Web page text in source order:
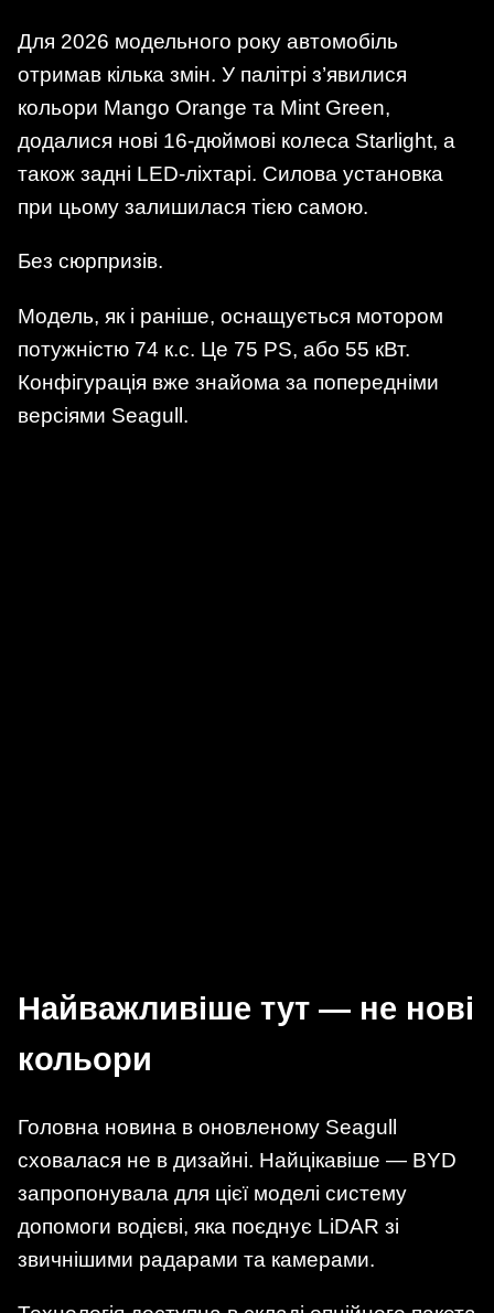
Для 2026 модельного року автомобіль
отримав кілька змін. У палітрі з’явилися
кольори Mango Orange та Mint Green,
додалися нові 16-дюймові колеса Starlight, а
також задні LED-ліхтарі. Силова установка
при цьому залишилася тією самою.
Без сюрпризів.
Модель, як і раніше, оснащується мотором
потужністю 74 к.с. Це 75 PS, або 55 кВт.
Конфігурація вже знайома за попередніми
версіями Seagull.
Найважливіше тут — не нові
кольори
Головна новина в оновленому Seagull
сховалася не в дизайні. Найцікавіше — BYD
запропонувала для цієї моделі систему
допомоги водієві, яка поєднує LiDAR зі
звичнішими радарами та камерами.